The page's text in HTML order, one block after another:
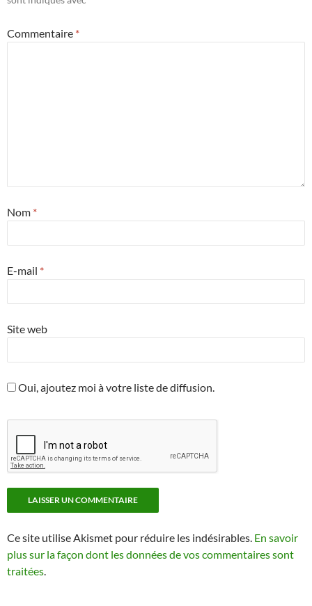
Commentaire *
Nom *
E-mail *
Site web
Oui, ajoutez moi à votre liste de diffusion.
Ce site utilise Akismet pour réduire les indésirables. En savoir
plus sur la façon dont les données de vos commentaires sont
traitées.